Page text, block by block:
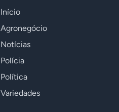
Início
Agronegócio
Notícias
Polícia
Política
Variedades